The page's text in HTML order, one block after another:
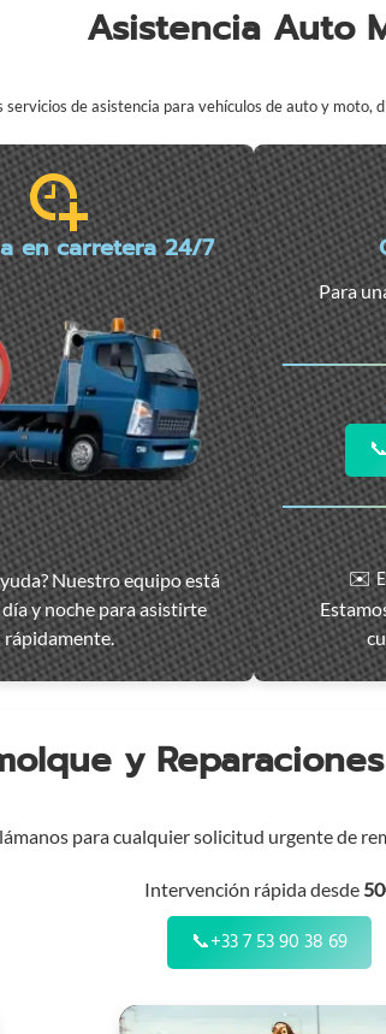
Asistencia Auto
servicios de asistencia para vehículos de auto y moto,
en carretera 24/7
Nuestro equipo está
y noche para asistirte
rápidamente.
Para
📞
✉️
y
para cualquier solicitud urgente de
Intervención rápida desde
📞+33 7 53 90 38 69